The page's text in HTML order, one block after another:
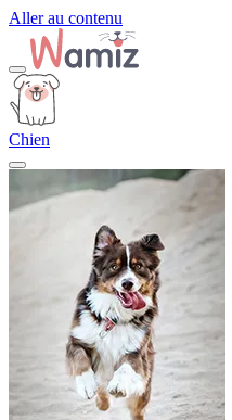
Aller au contenu
Chien